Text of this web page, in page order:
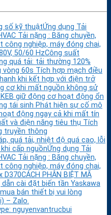
số kỹ thuậtỨng dụng Tải
Tải nặng : Băng chuyền,
công nghiệp, máy đóng chai,
50/60 HzCông suất
quá tải: tải thường 120%
vòng 60s Tích hợp mạch điều
khi kết hợp với điện trở
cơ khi mất nguồn không sử
giữ động cơ hoạt động ổn
tái sinh Phát hiện sự cố mô
động ngay cả khi mất tín
và điện năng tiêu thụ Tích
truyền thông
quá tải, nhiệt độ quá cao, lỗi
cấp nguồnỨng dụng Tải
Tải nặng : Băng chuyền,
công nghiệp, máy đóng chai,
PHÂN BIỆT MÃ
dẫn cài đặt biến tần Yaskawa
bán thiết bị vui lòng
– Zalo.
nguyenvantrucbui